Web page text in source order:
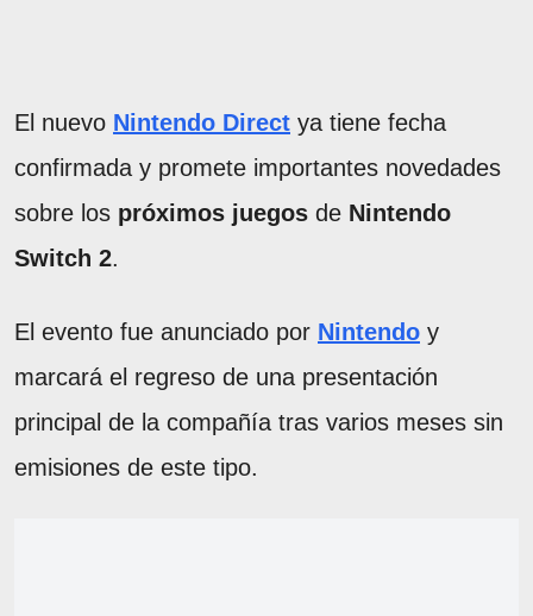
El nuevo Nintendo Direct ya tiene fecha
confirmada y promete importantes novedades
sobre los próximos juegos de Nintendo
Switch 2.
El evento fue anunciado por Nintendo y
marcará el regreso de una presentación
principal de la compañía tras varios meses sin
emisiones de este tipo.